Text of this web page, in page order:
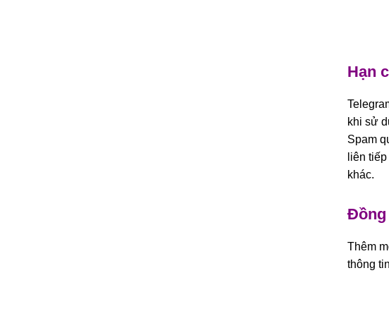
Hạn
khi sử
Spam
liên
khác.
Đồng
Thêm
thông